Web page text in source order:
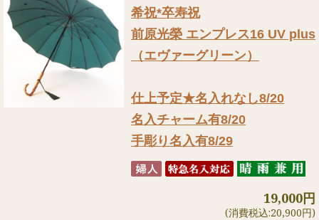
希祝*卒寿祝
前原光榮 エンプレス16 UV plus
（エヴァーグリーン）
仕上予定★名入れなし8/20
名入チャーム有8/20
手彫り名入有8/29
19,000円
(消費税込:20,900円)